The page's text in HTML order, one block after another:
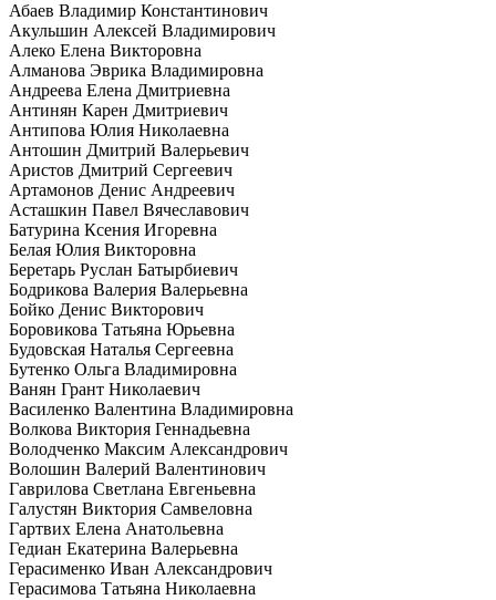
Абаев Владимир Константинович
Акульшин Алексей Владимирович
Алеко Елена Викторовна
Алманова Эврика Владимировна
Андреева Елена Дмитриевна
Антинян Карен Дмитриевич
Антипова Юлия Николаевна
Антошин Дмитрий Валерьевич
Аристов Дмитрий Сергеевич
Артамонов Денис Андреевич
Асташкин Павел Вячеславович
Батурина Ксения Игоревна
Белая Юлия Викторовна
Беретарь Руслан Батырбиевич
Бодрикова Валерия Валерьевна
Бойко Денис Викторович
Боровикова Татьяна Юрьевна
Будовская Наталья Сергеевна
Бутенко Ольга Владимировна
Ванян Грант Николаевич
Василенко Валентина Владимировна
Волкова Виктория Геннадьевна
Володченко Максим Александрович
Волошин Валерий Валентинович
Гаврилова Светлана Евгеньевна
Галустян Виктория Самвеловна
Гартвих Елена Анатольевна
Гедиан Екатерина Валерьевна
Герасименко Иван Александрович
Герасимова Татьяна Николаевна